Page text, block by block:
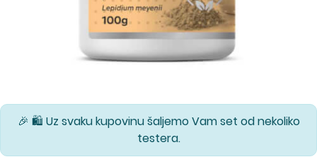
🎉 🛍️ Uz svaku kupovinu šaljemo Vam set od nekoliko
testera.